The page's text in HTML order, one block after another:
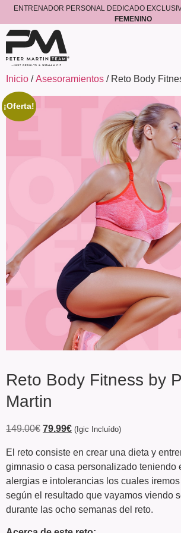
ENTRENADOR PERSONAL DEDICADO
FEMENINO
Inicio /Asesoramientos / Reto Body
¡Oferta!
Reto Body Fitness by
Martin
149.00€ 79.99€ (Igic Incluído)
El reto consiste en crear una dieta y
gimnasio o casa personalizado teniendo
alergias e intolerancias los cuales
según el resultado que vayamos viendo
durante las ocho semanas del reto.